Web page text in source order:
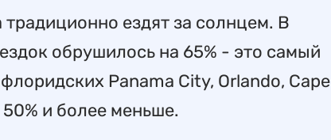
ездят за солнцем. В
обрушилось на 65% - это самый
Panama City, Orlando, Cape
и более меньше.